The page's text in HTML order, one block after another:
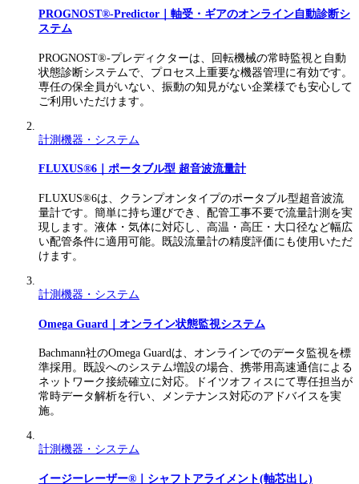
PROGNOST®-Predictor｜軸受・ギアのオンライン自動診断シ
ステム
PROGNOST®-プレディクターは、回転機械の常時監視と自動
状態診断システムで、プロセス上重要な機器管理に有効です。
専任の保全員がいない、振動の知見がない企業様でも安心して
ご利用いただけます。
計測機器・システム
FLUXUS®6｜ポータブル型 超音波流量計
FLUXUS®6は、クランプオンタイプのポータブル型超音波流
量計です。簡単に持ち運びでき、配管工事不要で流量計測を実
現します。液体・気体に対応し、高温・高圧・大口径など幅広
い配管条件に適用可能。既設流量計の精度評価にも使用いただ
けます。
計測機器・システム
Omega Guard｜オンライン状態監視システム
Bachmann社のOmega Guardは、オンラインでのデータ監視を標
準採用。既設へのシステム増設の場合、携帯用高速通信による
ネットワーク接続確立に対応。ドイツオフィスにて専任担当が
常時データ解析を行い、メンテナンス対応のアドバイスを実
施。
計測機器・システム
イージーレーザー®｜シャフトアライメント(軸芯出し)